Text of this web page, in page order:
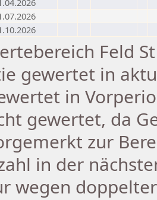
Feld
gewertet in
in
gewertet, da
zur
in der
wegen